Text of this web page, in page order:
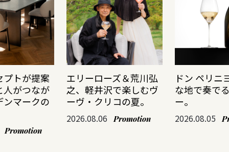
プトが提案
人がつなが
ンマークの
Promotion
エリーローズ＆荒川弘
之、軽井沢で楽しむヴ
ーヴ・クリコの夏。
2026.08.06 Promotion
ドン ペリニ
な地で奏で
ー。
2026.08.05